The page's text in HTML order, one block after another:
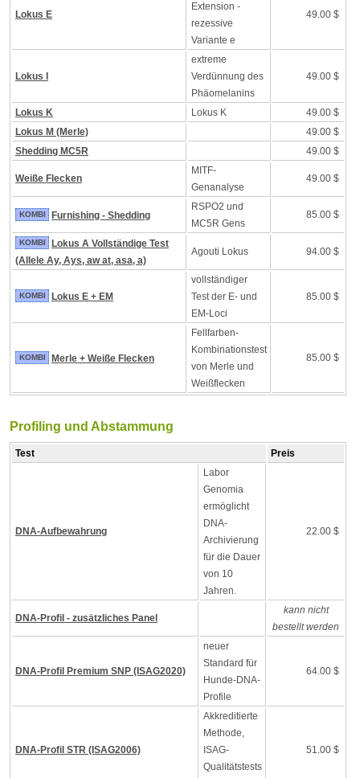
Lokus E
Extension -
rezessive
Variante e
49.00 $
Lokus I
extreme
Verdünnung des
Phäomelanins
49.00 $
Lokus K Lokus K
49.00 $
Lokus M (Merle)
49.00 $
Shedding MC5R
49.00 $
Weiße Flecken
MITF-
Genanalyse
49.00 $
KOMBI Furnishing - Shedding
RSPO2 und
MC5R Gens
85.00 $
KOMBI
Lokus A Vollständige Test
(Allele Ay, Ays, aw at, asa, a)
Agouti Lokus 94.00 $
KOMBI Lokus E + EM
vollständiger
Test der E- und
EM-Loci
85.00 $
KOMBI Merle + Weiße Flecken
Fellfarben-
Kombinationstest
von Merle und
Weißflecken
85.00 $
Profiling und Abstammung
Test Preis
DNA-Aufbewahrung
Labor
Genomia
ermöglicht
DNA-
Archivierung
für die Dauer
von 10
Jahren.
22.00 $
DNA-Profil - zusätzliches Panel
kann nicht
bestellt werden
DNA-Profil Premium SNP (ISAG2020)
neuer
Standard für
Hunde-DNA-
Profile
64.00 $
DNA-Profil STR (ISAG2006)
Akkreditierte
Methode,
ISAG-
Qualitätstests
51.00 $